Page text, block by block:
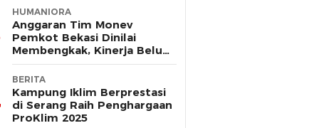
HUMANIORA
Anggaran Tim Monev
Pemkot Bekasi Dinilai
Membengkak, Kinerja Belum
Terbukti Efektif
BERITA
Kampung Iklim Berprestasi
di Serang Raih Penghargaan
ProKlim 2025